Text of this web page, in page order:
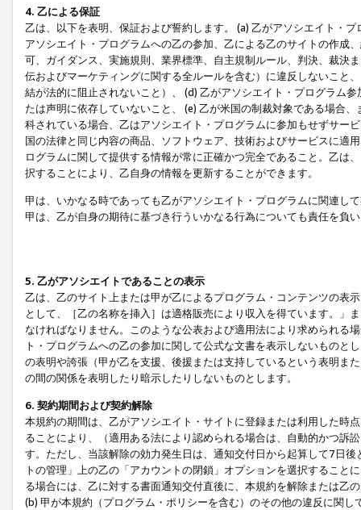
4. 乙による保証
乙は、以下を表明、保証および誓約します。 (a) 乙がアソシエイト・
アソシエイト・プログラムへの乙の参加、乙による乙のサイトの作成
可、ガイダンス、実施規則、業界標準、自主規制ルール、判決、裁決
伝およびマーケティングに関する全ルールを含む）に違反しないこと
結が法的に阻止されないこと）、 (d) 乙がアソシエイト・プログラム
たは声明に依存していないこと、 (e) 乙が米国の制裁対象である場合
科されている場合、乙はアソシエイト・プログラムに参加もせずサー
国の法律と同じ内容の商品、ソフトウェア、技術およびサービスに適
ログラムに関して提供する情報が常に正確かつ完全であること。乙は
択することにより、乙自身の情報を更新することができます。
甲は、いかなる時であっても乙がアソシエイト・プログラムに関連し
甲は、乙が自身の期待に基づき行ういかなる行為についても責任を負
5. 乙がアソシエイトであることの表示
乙は、乙のサイト上または甲が乙によるプログラム・コンテンツの表
として、［乙の名称を挿入］は適格販売により収入を得ています。」
なければなりません。このような公表および適用法により求められる
ト・プログラムへの乙の参加に関して公式な文書を表示しないもの
の表明や誇張（甲が乙を支援、後援または支持しているという表明ま
の間の関係を表明したり暗示したりしないものとします。
6. 契約期間および契約解除
本規約の期間は、乙がアソシエイト・サイトに登録または利用した時
ることにより、（適用ある法により認められる場合は、自動的かつ訴
す。ただし、当該解除の効力発生日は、通知交付日から起算して7日
トの管理」上の乙の「アカウントの閉鎖」オプションを選択するこ
る場合には、乙に対する書面通知交付直後に、本規約を解除または乙
(b) 甲が本規約（プログラム・ポリシーを含む）のその他の違反に関